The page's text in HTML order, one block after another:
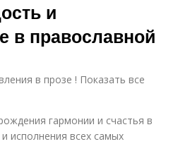
и
в православной
в прозе ! Показать все
гармонии и счастья в
исполнения всех самых